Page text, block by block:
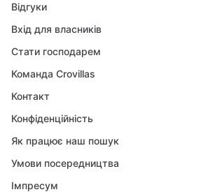
Відгуки
Вхід для власників
Стати господарем
Команда Crovillas
Контакт
Конфіденційність
Як працює наш пошук
Умови посередництва
Імпресум